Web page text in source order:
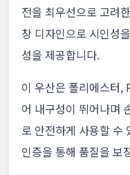
전을 최우선으로 고려
창 디자인으로 시인성
성을 제공합니다.
이 우산은 폴리에스터,
어 내구성이 뛰어나며
로 안전하게 사용할 수
인증을 통해 품질을 보